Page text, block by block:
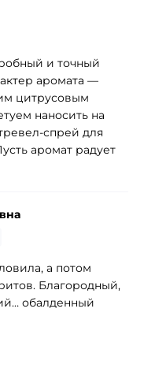
и точный
аромата —
цитрусовым
наносить на
для
аромат радует
а потом
Благородный,
обалденный